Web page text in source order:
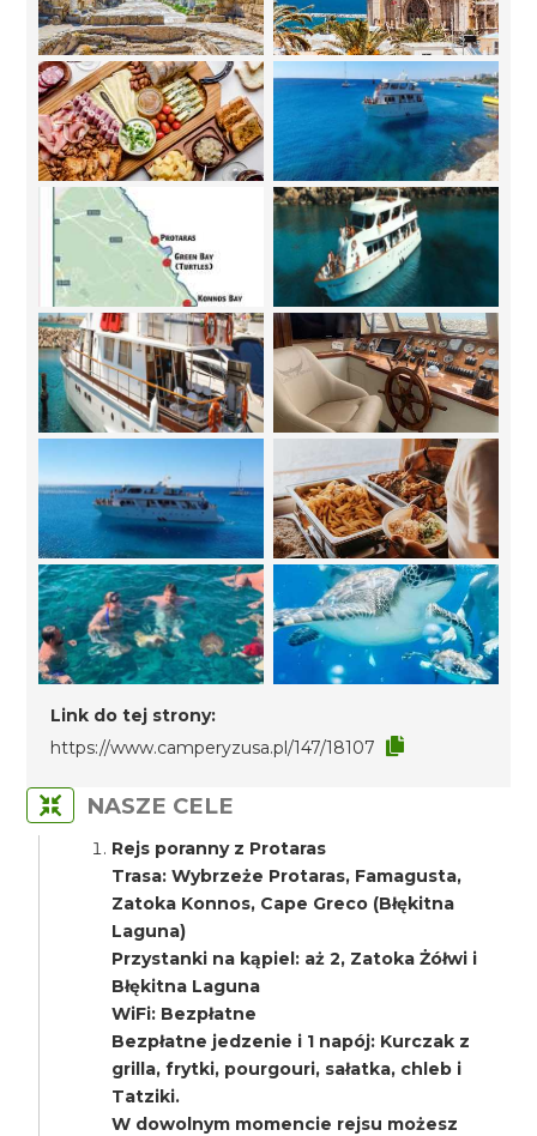
Link do tej strony:
https://www.camperyzusa.pl/147/18107
NASZE CELE
Rejs poranny z Protaras
Trasa: Wybrzeże Protaras, Famagusta,
Zatoka Konnos, Cape Greco (Błękitna
Laguna)
Przystanki na kąpiel: aż 2, Zatoka Żółwi i
Błękitna Laguna
WiFi: Bezpłatne
Bezpłatne jedzenie i 1 napój: Kurczak z
grilla, frytki, pourgouri, sałatka, chleb i
Tatziki.
W dowolnym momencie rejsu możesz